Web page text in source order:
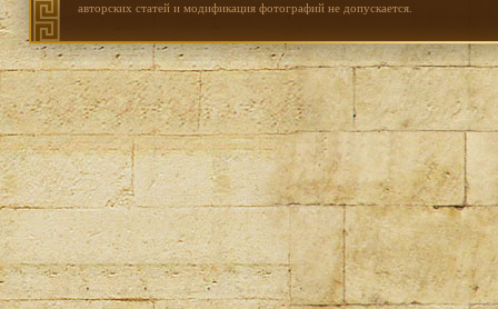
авторских статей и модификация фотографий не допускается.